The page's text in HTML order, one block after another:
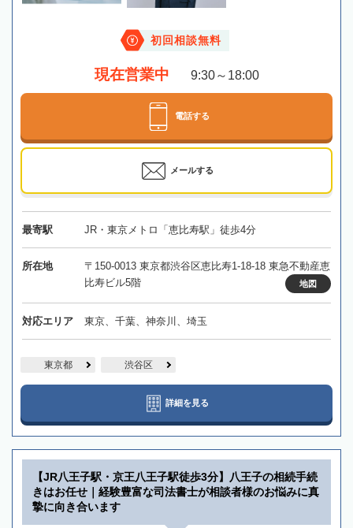
初回相談無料
現在営業中 9:30～18:00
電話する
メールする
最寄駅 JR・東京メトロ「恵比寿駅」徒歩4分
所在地
〒150-0013 東京都渋谷区恵比寿1-18-18 東急不動産恵
比寿ビル5階
地図
対応エリア 東京、千葉、神奈川、埼玉
東京都 渋谷区
詳細を見る
【JR八王子駅・京王八王子駅徒歩3分】八王子の相続手続
きはお任せ｜経験豊富な司法書士が相談者様のお悩みに真
摯に向き合います